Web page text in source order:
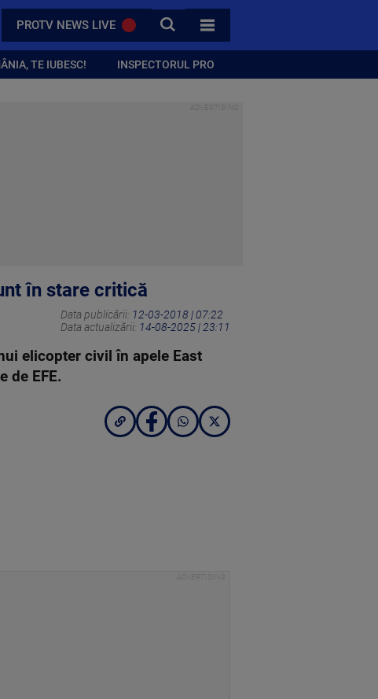
PROTV NEWS LIVE CAUTA
TOATE CATEGORIILE
TE IUBESC! INSPECTORUL PRO
în stare critică
Data publicării: 12-03-2018 | 07:22
Data actualizării: 14-08-2025 | 23:11
elicopter civil în apele East
de EFE.